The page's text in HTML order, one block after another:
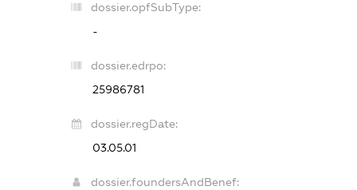
dossier.opfSubType:
-
dossier.edrpo:
25986781
dossier.regDate:
03.05.01
dossier.foundersAndBenef: